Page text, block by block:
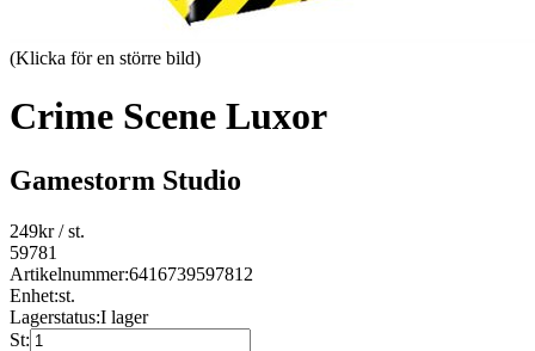
(Klicka för en större bild)
Crime Scene Luxor
Gamestorm Studio
249kr/ st.
59781
Artikelnummer:6416739597812
Enhet:st.
Lagerstatus:I lager
St: